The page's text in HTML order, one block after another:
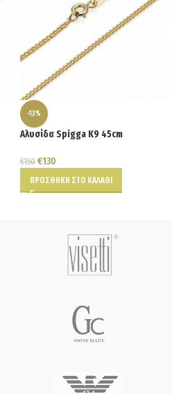
-13%
Αλυσίδα Spigga K9 45cm
€150 €130
ΠΡΟΣΘΉΚΗ ΣΤΟ ΚΑΛΆΘΙ